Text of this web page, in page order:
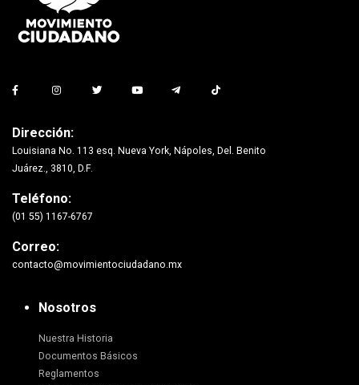
Dirección:
Louisiana No. 113 esq. Nueva York, Nápoles, Del. Benito
Juárez., 3810, D.F.
Teléfono:
(01 55) 1167-6767
Correo:
contacto@movimientociudadano.mx
Nosotros
Nuestra Historia
Documentos Básicos
Reglamentos